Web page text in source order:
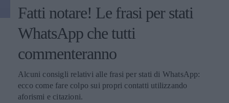
Fatti notare! Le frasi per stati
WhatsApp che tutti
commenteranno
Alcuni consigli relativi alle frasi per stati di WhatsApp:
ecco come fare colpo sui propri contatti utilizzando
aforismi e citazioni.